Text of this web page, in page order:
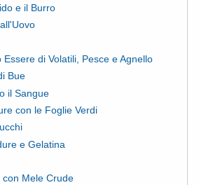
e il Burro
di Volatili, Pesce e Agnello
Bue
il Sangue
con le Foglie Verdi
e Gelatina
Mele Crude